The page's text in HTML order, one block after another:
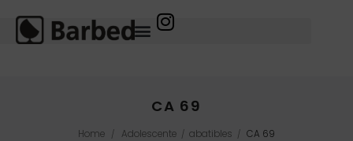
CA 69
Home / Adolescente / abatibles / CA 69